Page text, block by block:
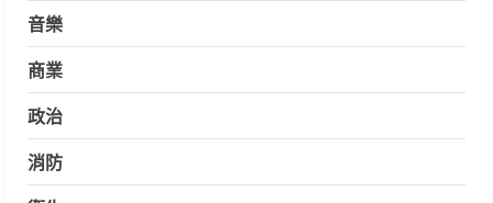
音樂
商業
政治
消防